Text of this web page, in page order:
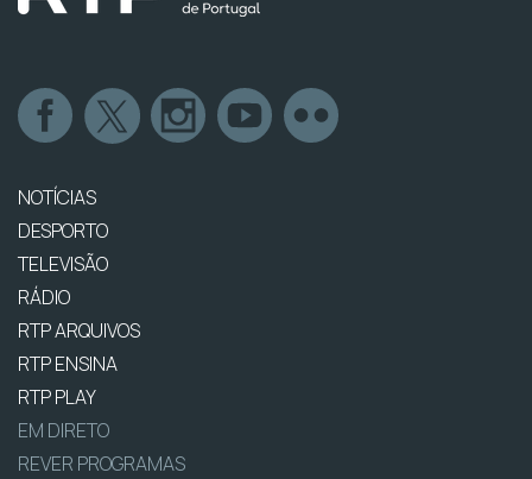
NOTÍCIAS
DESPORTO
TELEVISÃO
RÁDIO
RTP ARQUIVOS
RTP ENSINA
RTP PLAY
EM DIRETO
REVER PROGRAMAS